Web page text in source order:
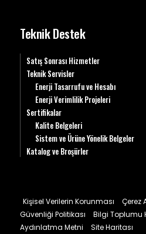
Teknik Destek
Satış Sonrası Hizmetler
Teknik Servisler
Enerji Tasarrufu ve Hesabı
Enerji Verimlilik Projeleri
Sertifikalar
Kalite Belgeleri
Sistem ve Ürüne Yönelik Belgeler
Katalog ve Broşürler
Kişisel Verilerin Korunması Çerez
Güvenliği Politikası
Bilgi Toplumu
Aydınlatma Metni
Site Haritası